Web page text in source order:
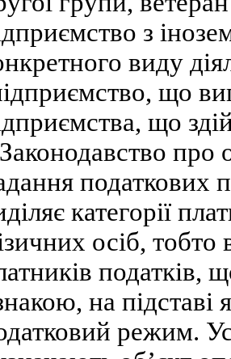
з
виду
що
що
про
податкових
категорії
осіб, тобто
податків,
на підставі
режим.